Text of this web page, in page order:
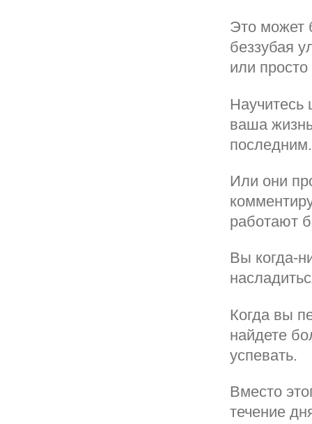
Это может
беззубая
или
Научитесь
ваша
последним.
Или они
работают
Вы когда-
Когда вы
найдете
успевать.
Вместо
течение